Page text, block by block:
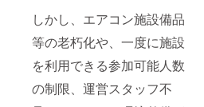
しかし、エアコン施設備品
等の老朽化や、一度に施設
を利用できる参加可能人数
の制限、運営スタッフ不